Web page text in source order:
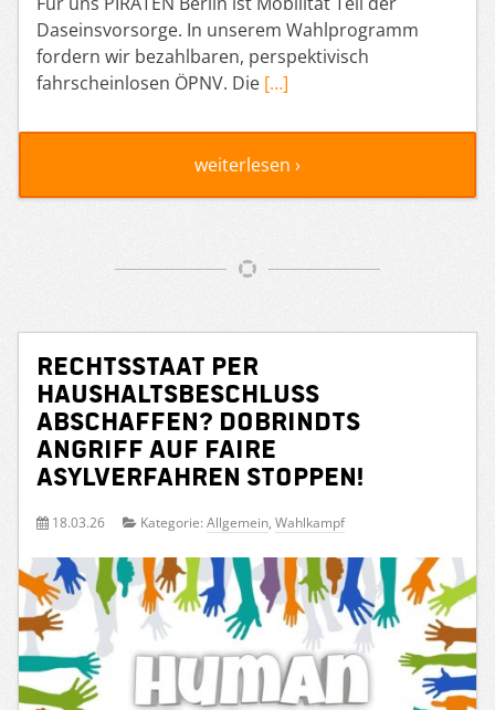
Daseinsvorsorge. In unserem Wahlprogramm
fordern wir bezahlbaren, perspektivisch
fahrscheinlosen ÖPNV. Die […]
weiterlesen ›
Rechtsstaat per
Haushaltsbeschluss
abschaffen? Dobrindts
Angriff auf faire
Asylverfahren stoppen!
18.03.26 Kategorie: Allgemein, Wahlkampf